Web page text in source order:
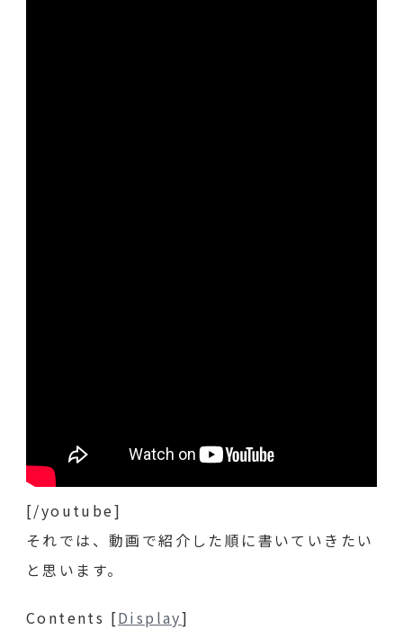
[/youtube]
それでは、動画で紹介した順に書いていきたい
と思います。
Contents [Display]